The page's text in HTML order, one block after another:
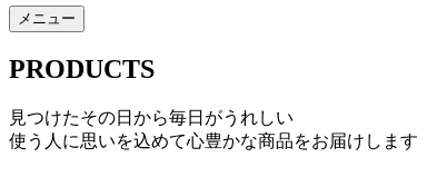
メニュー
PRODUCTS
見つけたその日から毎日がうれしい
使う人に思いを込めて心豊かな商品をお届けします